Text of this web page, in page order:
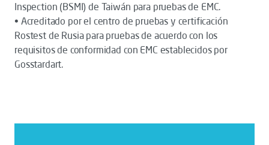
Inspection (BSMI) de Taiwán para pruebas de EMC.
• Acreditado por el centro de pruebas y certificación
Rostest de Rusia para pruebas de acuerdo con los
requisitos de conformidad con EMC establecidos por
Gosstardart.